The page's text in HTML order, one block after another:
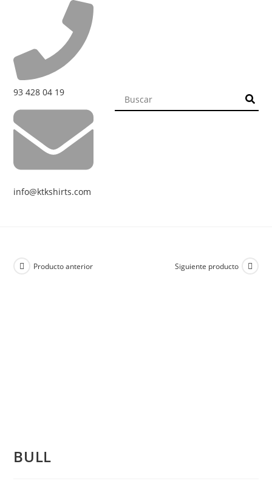
93 428 04 19
info@ktkshirts.com
Producto anterior Siguiente producto
BULL